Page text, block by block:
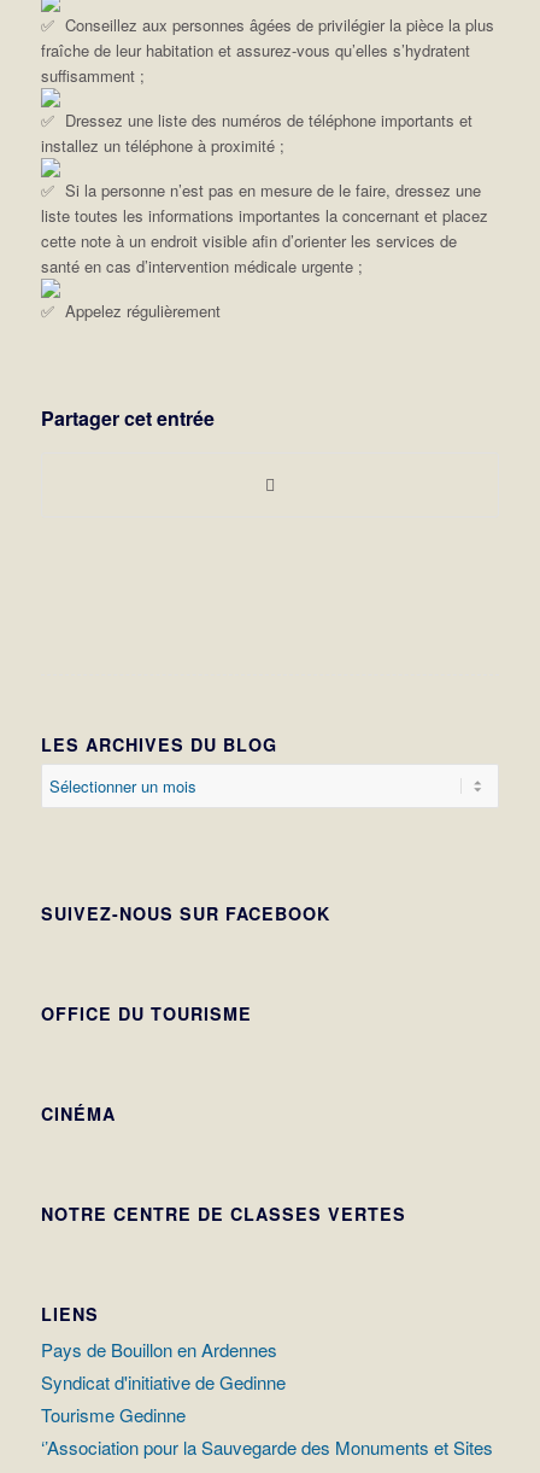
Conseillez aux personnes âgées de privilégier la pièce la plus
fraîche de leur habitation et assurez-vous qu’elles s’hydratent
suffisamment ;
Dressez une liste des numéros de téléphone importants et
installez un téléphone à proximité ;
Si la personne n’est pas en mesure de le faire, dressez une
liste toutes les informations importantes la concernant et placez
cette note à un endroit visible afin d’orienter les services de
santé en cas d’intervention médicale urgente ;
Appelez régulièrement
Partager cet entrée
LES ARCHIVES DU BLOG
SUIVEZ-NOUS SUR FACEBOOK
OFFICE DU TOURISME
CINÉMA
NOTRE CENTRE DE CLASSES VERTES
LIENS
Pays de Bouillon en Ardennes
Syndicat d'initiative de Gedinne
Tourisme Gedinne
‘’Association pour la Sauvegarde des Monuments et Sites